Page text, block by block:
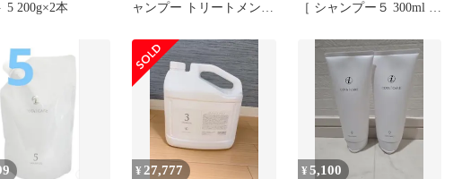
5 200g×2本
ャンプー トリートメント
［ シャンプー５ 300ml ］
200ml ］
¥27,777 ¥5,100